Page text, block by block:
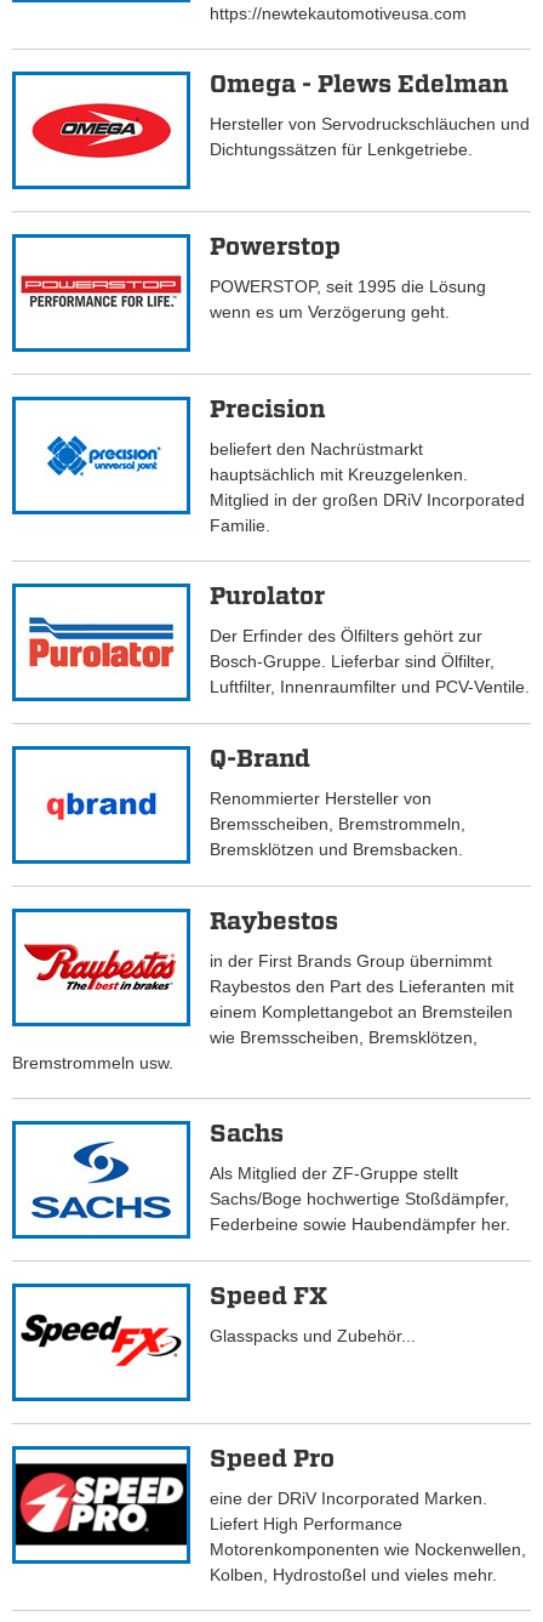
https://newtekautomotiveusa.com
Omega - Plews Edelman
Hersteller von Servodruckschläuchen und
Dichtungssätzen für Lenkgetriebe.
Powerstop
POWERSTOP, seit 1995 die Lösung
wenn es um Verzögerung geht.
Precision
beliefert den Nachrüstmarkt
hauptsächlich mit Kreuzgelenken.
Mitglied in der großen DRiV Incorporated
Familie.
Purolator
Der Erfinder des Ölfilters gehört zur
Bosch-Gruppe. Lieferbar sind Ölfilter,
Luftfilter, Innenraumfilter und PCV-Ventile.
Q-Brand
Renommierter Hersteller von
Bremsscheiben, Bremstrommeln,
Bremsklötzen und Bremsbacken.
Raybestos
in der First Brands Group übernimmt
Raybestos den Part des Lieferanten mit
einem Komplettangebot an Bremsteilen
wie Bremsscheiben, Bremsklötzen,
Bremstrommeln usw.
Sachs
Als Mitglied der ZF-Gruppe stellt
Sachs/Boge hochwertige Stoßdämpfer,
Federbeine sowie Haubendämpfer her.
Speed FX
Glasspacks und Zubehör...
Speed Pro
eine der DRiV Incorporated Marken.
Liefert High Performance
Motorenkomponenten wie Nockenwellen,
Kolben, Hydrostoßel und vieles mehr.